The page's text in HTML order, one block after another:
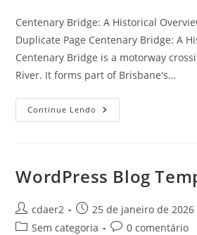
post:
post:
Centenary Bridge: A Historical
Duplicate Page Centenary Bridge: A
Centenary Bridge is a motorway
River. It forms part of Brisbane's…
Continue Lendo WordPress
Duplicate
WordPress Blog
Autor
do
cdaer2
Post
publicado:
25 de janeiro de 2026
Categoria
Sem categoria
Comentários
0 comentário